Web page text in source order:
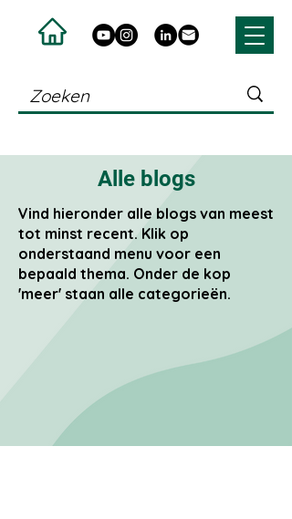
Alle blogs
Vind hieronder alle blogs van meest
tot minst recent. Klik op
onderstaand menu voor een
bepaald thema. Onder de kop
'meer' staan alle categorieën.